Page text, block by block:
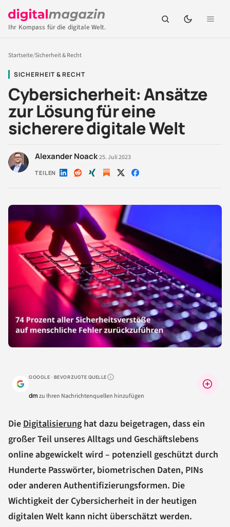
Ihr Kompass für die digitale Welt.
Startseite/Sicherheit & Recht
SICHERHEIT & RECHT
Cybersicherheit: Ansätze
zur Lösung für eine
sicherere digitale Welt
Alexander Noack·25. Juli 2023
TEILEN Auf Auf Auf Auf Auf
GOOGLE · BEVORZUGTE QUELLEWarum lohnt sich das?
dmzu Ihren Nachrichtenquellen hinzufügen
Die Digitalisierung hat dazu beigetragen, dass ein
großer Teil unseres Alltags und Geschäftslebens
online abgewickelt wird – potenziell geschützt durch
Hunderte Passwörter, biometrischen Daten, PINs
oder anderen Authentifizierungsformen. Die
Wichtigkeit der Cybersicherheit in der heutigen
digitalen Welt kann nicht überschätzt werden.